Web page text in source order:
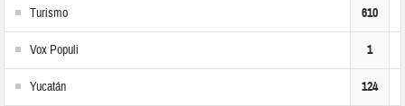
Turismo 610
Vox Populi 1
Yucatán 124